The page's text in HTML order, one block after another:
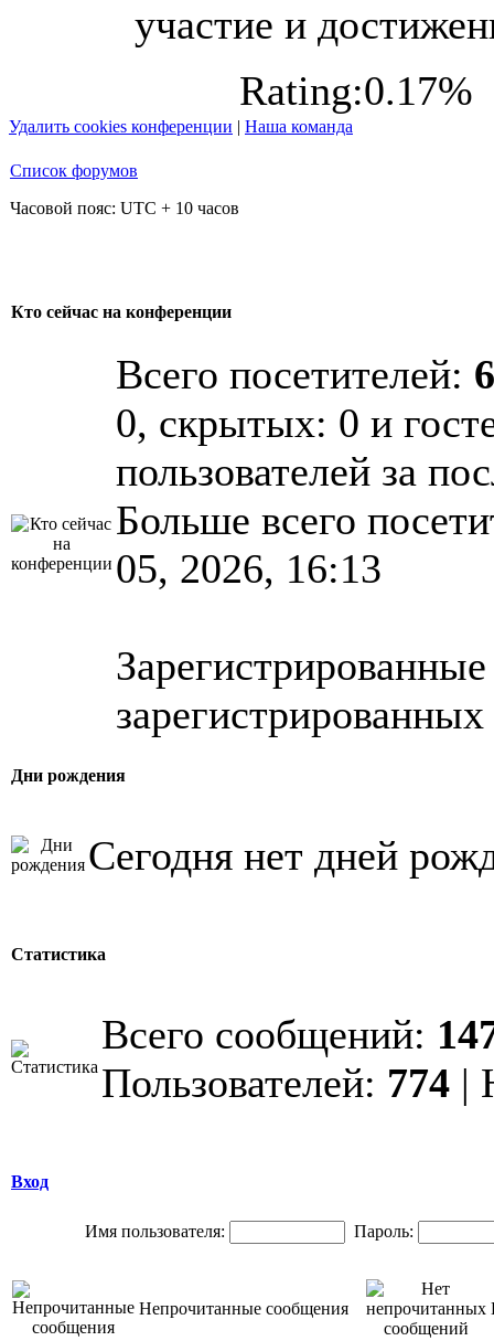
участие и
Rating:0.17%
Удалить cookies конференции | Наша команда
Список форумов
Часовой пояс: UTC + 10 часов
Кто сейчас на конференции
Всего посетителей:
0, скрытых: 0 и
пользователей за
Больше всего
05, 2026, 16:13
зарегистрированных
Дни рождения
Сегодня нет дней
Статистика
Всего сообщений:
Пользователей: 774 |
Вход
Имя пользователя: Пароль:
Непрочитанные сообщения